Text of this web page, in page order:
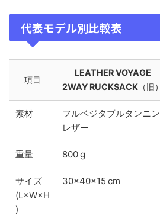
代表モデル別比較表
項目
LEATHER VOYAGE
2WAY RUCKSACK （旧）
素材
フルベジタブルタンニン
レザー
重量 800 g
サイズ
(L×W×H
)
30×40×15 cm